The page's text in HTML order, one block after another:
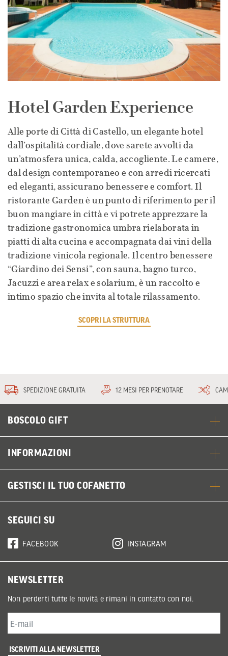
Hotel Garden Experience
Alle porte di Città di Castello, un elegante hotel
dall’ospitalità cordiale, dove sarete avvolti da
un’atmosfera unica, calda, accogliente. Le camere,
dal design contemporaneo e con arredi ricercati
ed eleganti, assicurano benessere e comfort. Il
ristorante Garden è un punto di riferimento per il
buon mangiare in città e vi potrete apprezzare la
tradizione gastronomica umbra rielaborata in
piatti di alta cucina e accompagnata dai vini della
tradizione vinicola regionale. Il centro benessere
“Giardino dei Sensi”, con sauna, bagno turco,
Jacuzzi e area relax e solarium, è un raccolto e
intimo spazio che invita al totale rilassamento.
SCOPRI LA STRUTTURA
SPEDIZIONE GRATUITA 12 MESI PER PRENOTARE
BOSCOLO GIFT
INFORMAZIONI
GESTISCI IL TUO COFANETTO
SEGUICI SU
FACEBOOK INSTAGRAM
NEWSLETTER
Non perderti tutte le novità e rimani in contatto con noi.
ISCRIVITI ALLA NEWSLETTER